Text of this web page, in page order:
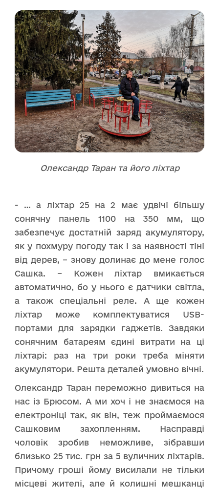
Олександр Таран та його ліхтар
- … а ліхтар 25 на 2 має удвічі більшу
сонячну панель 1100 на 350 мм, що
забезпечує достатній заряд акумулятору,
як у похмуру погоду так і за наявності тіні
від дерев, – знову долинає до мене голос
Сашка. – Кожен ліхтар вмикається
автоматично, бо у нього є датчики світла,
а також спеціальні реле. А ще кожен
ліхтар може комплектуватися USB-
портами для зарядки гаджетів. Завдяки
сонячним батареям єдині витрати на ці
ліхтарі: раз на три роки треба міняти
акумулятори. Решта деталей умовно вічні.
Олександр Таран переможно дивиться на
нас із Брюсом. А ми хоч і не знаємося на
електроніці так, як він, теж проймаємося
Сашковим захопленням. Насправді
чоловік зробив неможливе, зібравши
близько 25 тис. грн за 5 вуличних ліхтарів.
Причому гроші йому висилали не тільки
місцеві жителі, але й колишні мешканці